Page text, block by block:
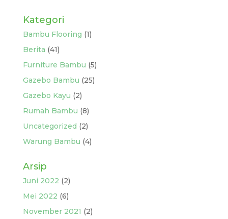
Kategori
Bambu Flooring (1)
Berita (41)
Furniture Bambu (5)
Gazebo Bambu (25)
Gazebo Kayu (2)
Rumah Bambu (8)
Uncategorized (2)
Warung Bambu (4)
Arsip
Juni 2022 (2)
Mei 2022 (6)
November 2021 (2)